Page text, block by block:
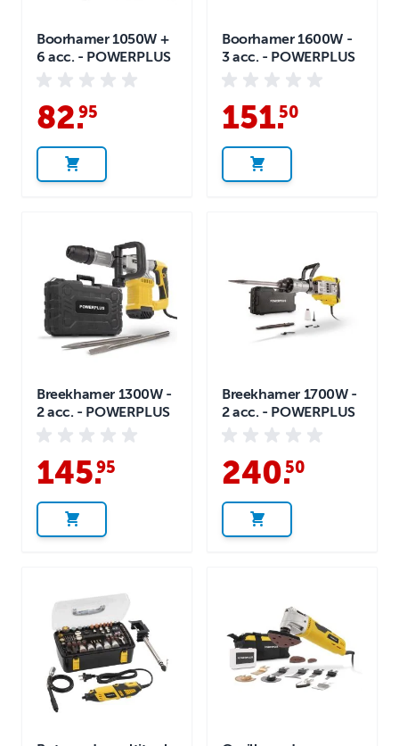
Boorhamer 1050W +
6 acc. - POWERPLUS
82.
95
Boorhamer 1600W -
3 acc. - POWERPLUS
151.
50
Breekhamer 1300W -
2 acc. - POWERPLUS
145.
95
Breekhamer 1700W -
2 acc. - POWERPLUS
240.
50